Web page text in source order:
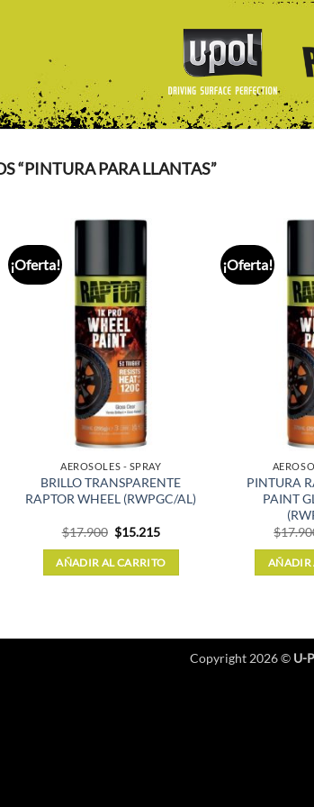
“PINTURA PARA LLANTAS”
¡Oferta!
AEROSOLES - SPRAY
BRILLO TRANSPARENTE
RAPTOR WHEEL (RWPGC/AL)
$17.900 El
precio
original
era:
$15.215El
actual
es:
AÑADIR AL CARRITO
¡Oferta!
PINTURA
PAINT
$
AÑADIR
Copyright 2026 © U-